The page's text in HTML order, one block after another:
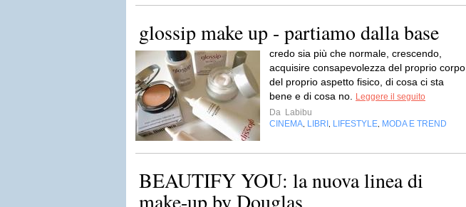
glossip make up - partiamo dalla base
credo sia più che normale, crescendo,
acquisire consapevolezza del proprio corpo,
del proprio aspetto fisico, di cosa ci sta
bene e di cosa no.
Leggere il seguito
Da Labibu
CINEMA LIBRI LIFESTYLE MODA E TREND
BEAUTIFY YOU: la nuova linea di
make-up by Douglas